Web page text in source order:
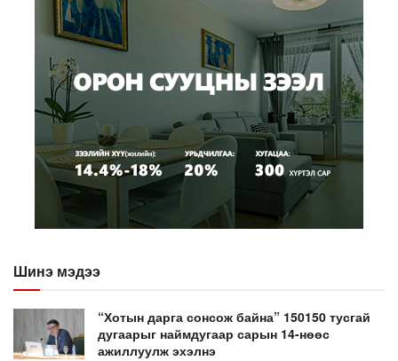
Шинэ мэдээ
“Хотын дарга сонсож байна” 150150 тусгай
дугаарыг наймдугаар сарын 14-нөөс
ажиллуулж эхэлнэ